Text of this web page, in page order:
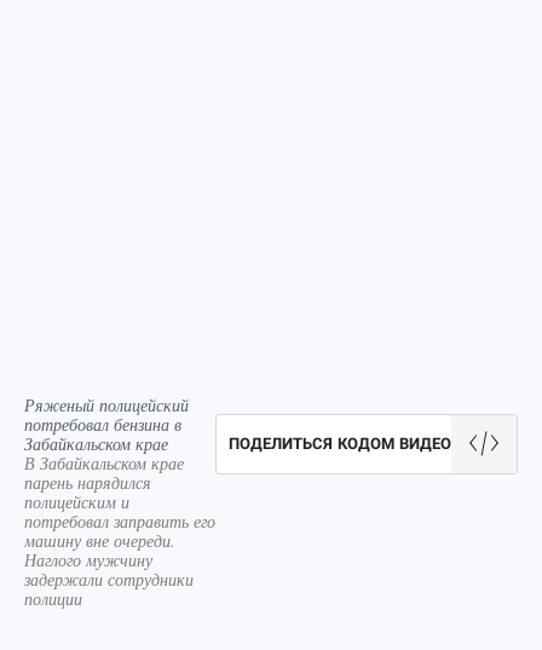
Ряженый полицейский
потребовал бензина в
Забайкальском крае
В Забайкальском крае
парень нарядился
полицейским и
потребовал заправить его
машину вне очереди.
Наглого мужчину
задержали сотрудники
полиции
ПОДЕЛИТЬСЯ КОДОМ ВИДЕО